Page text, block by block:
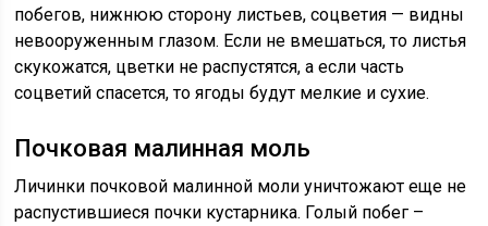
побегов, нижнюю сторону листьев, соцветия — видны
невооруженным глазом. Если не вмешаться, то листья
скукожатся, цветки не распустятся, а если часть
соцветий спасется, то ягоды будут мелкие и сухие.
Почковая малинная моль
Личинки почковой малинной моли уничтожают еще не
распустившиеся почки кустарника. Голый побег –